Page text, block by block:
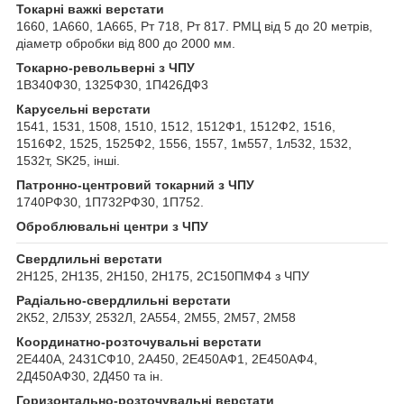
Токарні важкі верстати
1660, 1А660, 1А665, Рт 718, Рт 817. РМЦ від 5 до 20 метрів,
діаметр обробки від 800 до 2000 мм.
Токарно-револьверні з ЧПУ
1В340Ф30, 1325Ф30, 1П426ДФ3
Карусельні верстати
1541, 1531, 1508, 1510, 1512, 1512Ф1, 1512Ф2, 1516,
1516Ф2, 1525, 1525Ф2, 1556, 1557, 1м557, 1л532, 1532,
1532т, SK25, інші.
Патронно-центровий токарний з ЧПУ
1740РФ30, 1П732РФ30, 1П752.
Оброблювальні центри з ЧПУ
Свердлильні верстати
2Н125, 2Н135, 2Н150, 2Н175, 2С150ПМФ4 з ЧПУ
Радіально-свердлильні верстати
2К52, 2Л53У, 2532Л, 2А554, 2М55, 2М57, 2М58
Координатно-розточувальні верстати
2Е440А, 2431СФ10, 2А450, 2Е450АФ1, 2Е450АФ4,
2Д450АФ30, 2Д450 та ін.
Горизонтально-розточувальні верстати